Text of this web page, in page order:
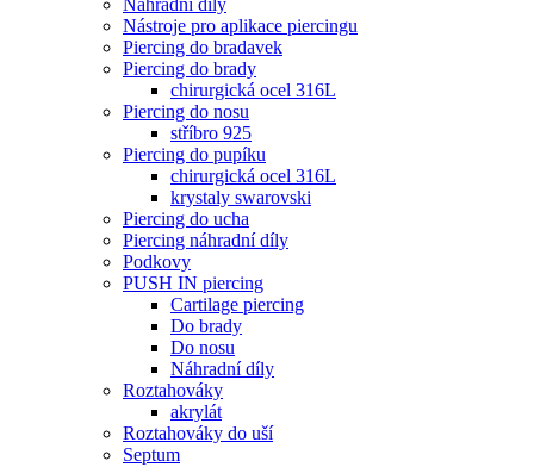
Náhradní díly
Nástroje pro aplikace piercingu
Piercing do bradavek
Piercing do brady
chirurgická ocel 316L
Piercing do nosu
stříbro 925
Piercing do pupíku
chirurgická ocel 316L
krystaly swarovski
Piercing do ucha
Piercing náhradní díly
Podkovy
PUSH IN piercing
Cartilage piercing
Do brady
Do nosu
Náhradní díly
Roztahováky
akrylát
Roztahováky do uší
Septum